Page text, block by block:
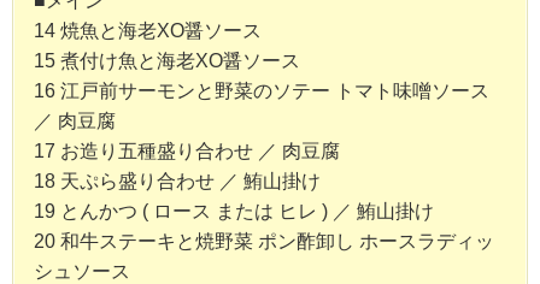
14 焼魚と海老XO醤ソース
15 煮付け魚と海老XO醤ソース
16 江戸前サーモンと野菜のソテー トマト味噌ソース
／ 肉豆腐
17 お造り五種盛り合わせ ／ 肉豆腐
18 天ぷら盛り合わせ ／ 鮪山掛け
19 とんかつ ( ロース または ヒレ ) ／ 鮪山掛け
20 和牛ステーキと焼野菜 ポン酢卸し ホースラディッ
シュソース